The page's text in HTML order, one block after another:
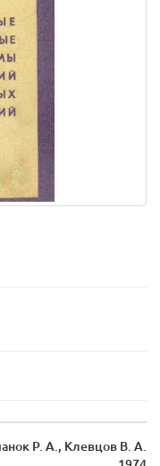
Р. А., Клевцов В. А.